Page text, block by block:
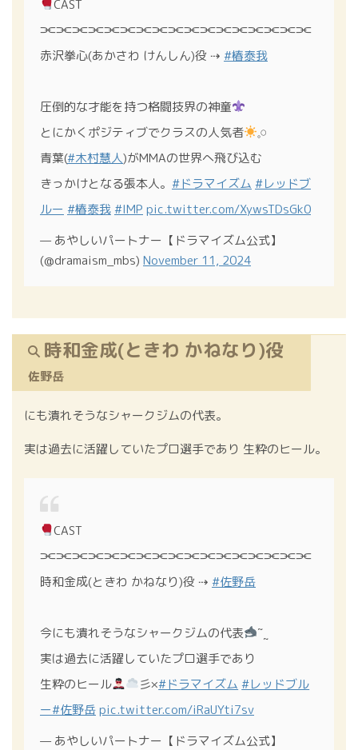
CAST
⫘⫘⫘⫘⫘⫘⫘⫘⫘⫘⫘⫘⫘⫘⫘⫘⫘
赤沢拳心(あかさわ けんしん)役 ⇢ #椿泰我
圧倒的な才能を持つ格闘技界の神童
とにかくポジティブでクラスの人気者
𓈒𓏸
青葉(#木村慧人)がMMAの世界へ飛び込む
きっかけとなる張本人。 #ドラマイズム #レッドブ
ルー #椿泰我 #IMP pic.twitter.com/XywsTDsGk0
— あやしいパートナー【ドラマイズム公式】
(@dramaism_mbs) November 11, 2024
時和金成(ときわ かねなり)役
佐野岳
にも潰れそうなシャークジムの代表。
実は過去に活躍していたプロ選手であり 生粋のヒール。
CAST
⫘⫘⫘⫘⫘⫘⫘⫘⫘⫘⫘⫘⫘⫘⫘⫘⫘
時和金成(ときわ かねなり)役 ⇢ #佐野岳
今にも潰れそうなシャークジムの代表
˜˷
実は過去に活躍していたプロ選手であり
生粋のヒール
彡×#ドラマイズム #レッドブル
ー#佐野岳pic.twitter.com/iRaUYti7sv
— あやしいパートナー【ドラマイズム公式】